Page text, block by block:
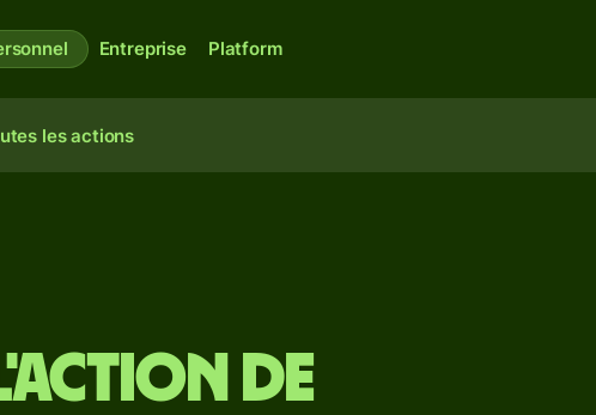
Entreprise Platform
les actions
de